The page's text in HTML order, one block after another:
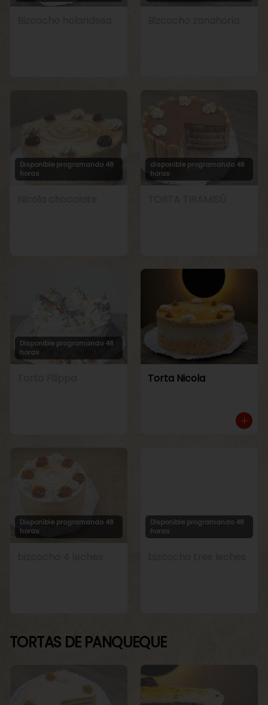
Disponible programando 48
horas
disponible programando 48
horas
Disponible programando 48
horas
Torta Nicola
Disponible programando 48
horas
Disponible programando 48
horas
TORTAS DE PANQUEQUE